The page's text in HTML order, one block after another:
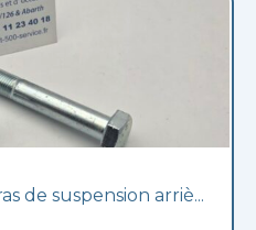
de suspension arriè...